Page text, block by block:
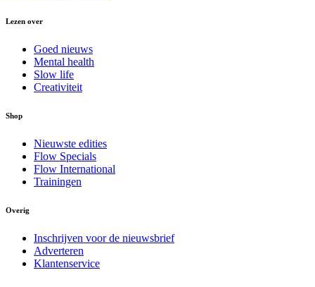
Lezen over
Goed nieuws
Mental health
Slow life
Creativiteit
Shop
Nieuwste edities
Flow Specials
Flow International
Trainingen
Overig
Inschrijven voor de nieuwsbrief
Adverteren
Klantenservice